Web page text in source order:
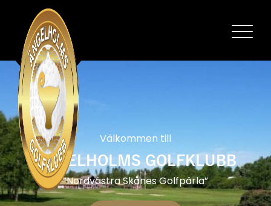
Välkommen till
ÄNGELHOLMS GOLFKLUBB
”Nordvästra Skånes Golfpärla”